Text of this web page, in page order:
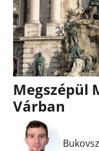
Megszépül
Várban